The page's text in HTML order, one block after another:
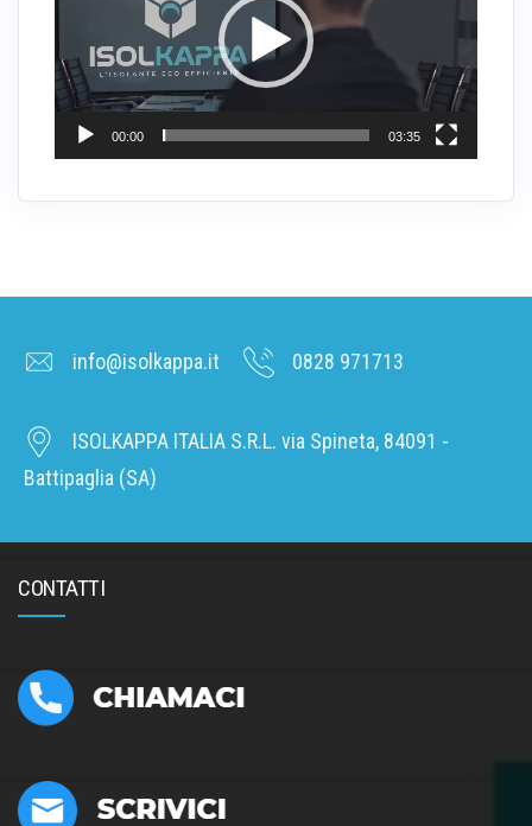
00:00 03:35
info@isolkappa.it 0828 971713
ISOLKAPPA ITALIA S.R.L. via Spineta, 84091 -
Battipaglia (SA)
CONTATTI